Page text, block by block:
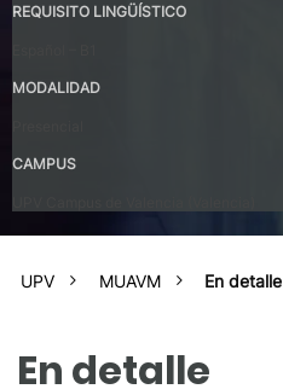
REQUISITO LINGÜÍSTICO
MODALIDAD
CAMPUS
UPV MUAVM En detalle
En detalle